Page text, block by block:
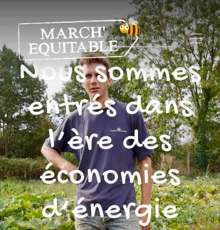
Publié le18 mars 2020parMarch'équitable
Nous sommes
entrés dans
l’ère des
économies
d’énergie